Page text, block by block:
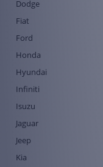
Dodge
Fiat
Ford
Honda
Hyundai
Infiniti
Isuzu
Jaguar
Jeep
Kia